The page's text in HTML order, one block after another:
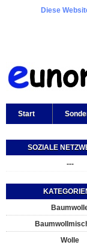
Diese
Start
SOZIALE
---
Wolle